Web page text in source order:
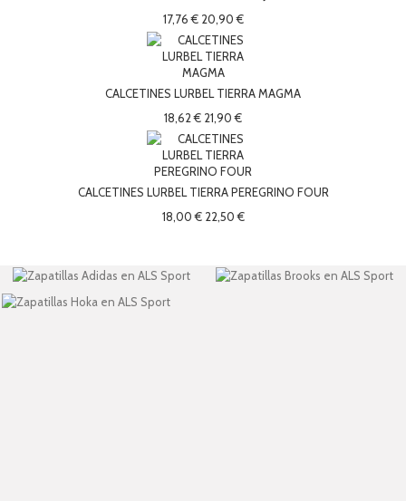
17,76 € 20,90 €
CALCETINES LURBEL TIERRA MAGMA
18,62 € 21,90 €
CALCETINES LURBEL TIERRA PEREGRINO FOUR
18,00 € 22,50 €